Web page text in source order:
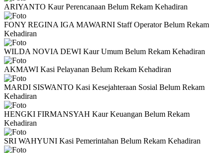
ARIYANTO Kaur Perencanaan Belum Rekam Kehadiran
FONY REGINA IGA MAWARNI Staff OperatorBelum Rekam
Kehadiran
WILDA NOVIA DEWI Kaur Umum Belum Rekam Kehadiran
AKMAWI Kasi Pelayanan Belum Rekam Kehadiran
MARDI SISWANTO Kasi Kesejahteraan Sosial Belum Rekam
Kehadiran
HENGKI FIRMANSYAH Kaur Keuangan Belum Rekam
Kehadiran
SRI WAHYUNI Kasi Pemerintahan Belum Rekam Kehadiran